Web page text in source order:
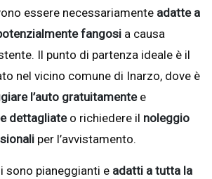
essere necessariamente adatte a
fangosi a causa
Il punto di partenza ideale è il
nel vicino comune di Inarzo, dove è
l’auto gratuitamentee
dettagliateo richiedere il noleggio
per l’avvistamento.
sono pianeggianti e adatti a tutta la